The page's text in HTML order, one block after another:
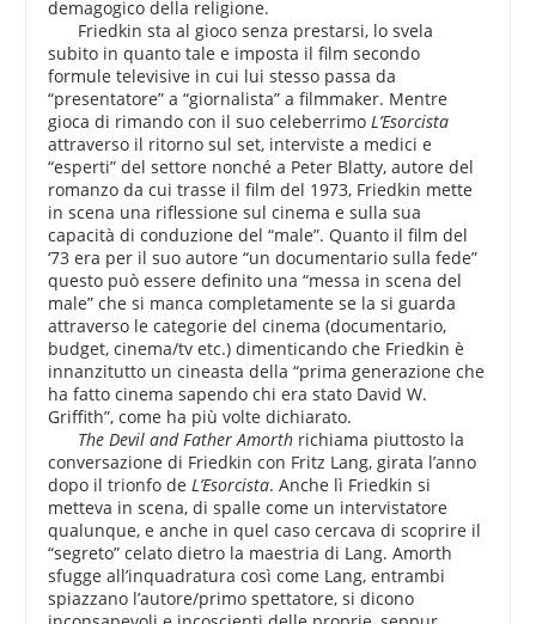
demagogico della religione.
Friedkin sta al gioco senza prestarsi, lo svela
subito in quanto tale e imposta il film secondo
formule televisive in cui lui stesso passa da
“presentatore” a “giornalista” a filmmaker. Mentre
gioca di rimando con il suo celeberrimoL’Esorcista
attraverso il ritorno sul set, interviste a medici e
“esperti” del settore nonché a Peter Blatty, autore del
romanzo da cui trasse il film del 1973, Friedkin mette
in scena una riflessione sul cinema e sulla sua
capacità di conduzione del “male”. Quanto il film del
‘73 era per il suo autore “un documentario sulla fede”
questo può essere definito una “messa in scena del
male” che si manca completamente se la si guarda
attraverso le categorie del cinema (documentario,
budget, cinema/tv etc.) dimenticando che Friedkin è
innanzitutto un cineasta della “prima generazione che
ha fatto cinema sapendo chi era stato David W.
Griffith”, come ha più volte dichiarato.
The Devil and Father Amorth richiama piuttosto la
conversazione di Friedkin con Fritz Lang, girata l’anno
dopo il trionfo deL’Esorcista. Anche lì Friedkin si
metteva in scena, di spalle come un intervistatore
qualunque, e anche in quel caso cercava di scoprire il
“segreto” celato dietro la maestria di Lang. Amorth
sfugge all’inquadratura così come Lang, entrambi
spiazzano l’autore/primo spettatore, si dicono